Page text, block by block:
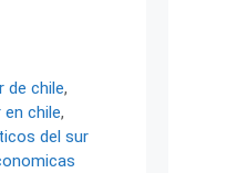
de chile,
chile,
del sur